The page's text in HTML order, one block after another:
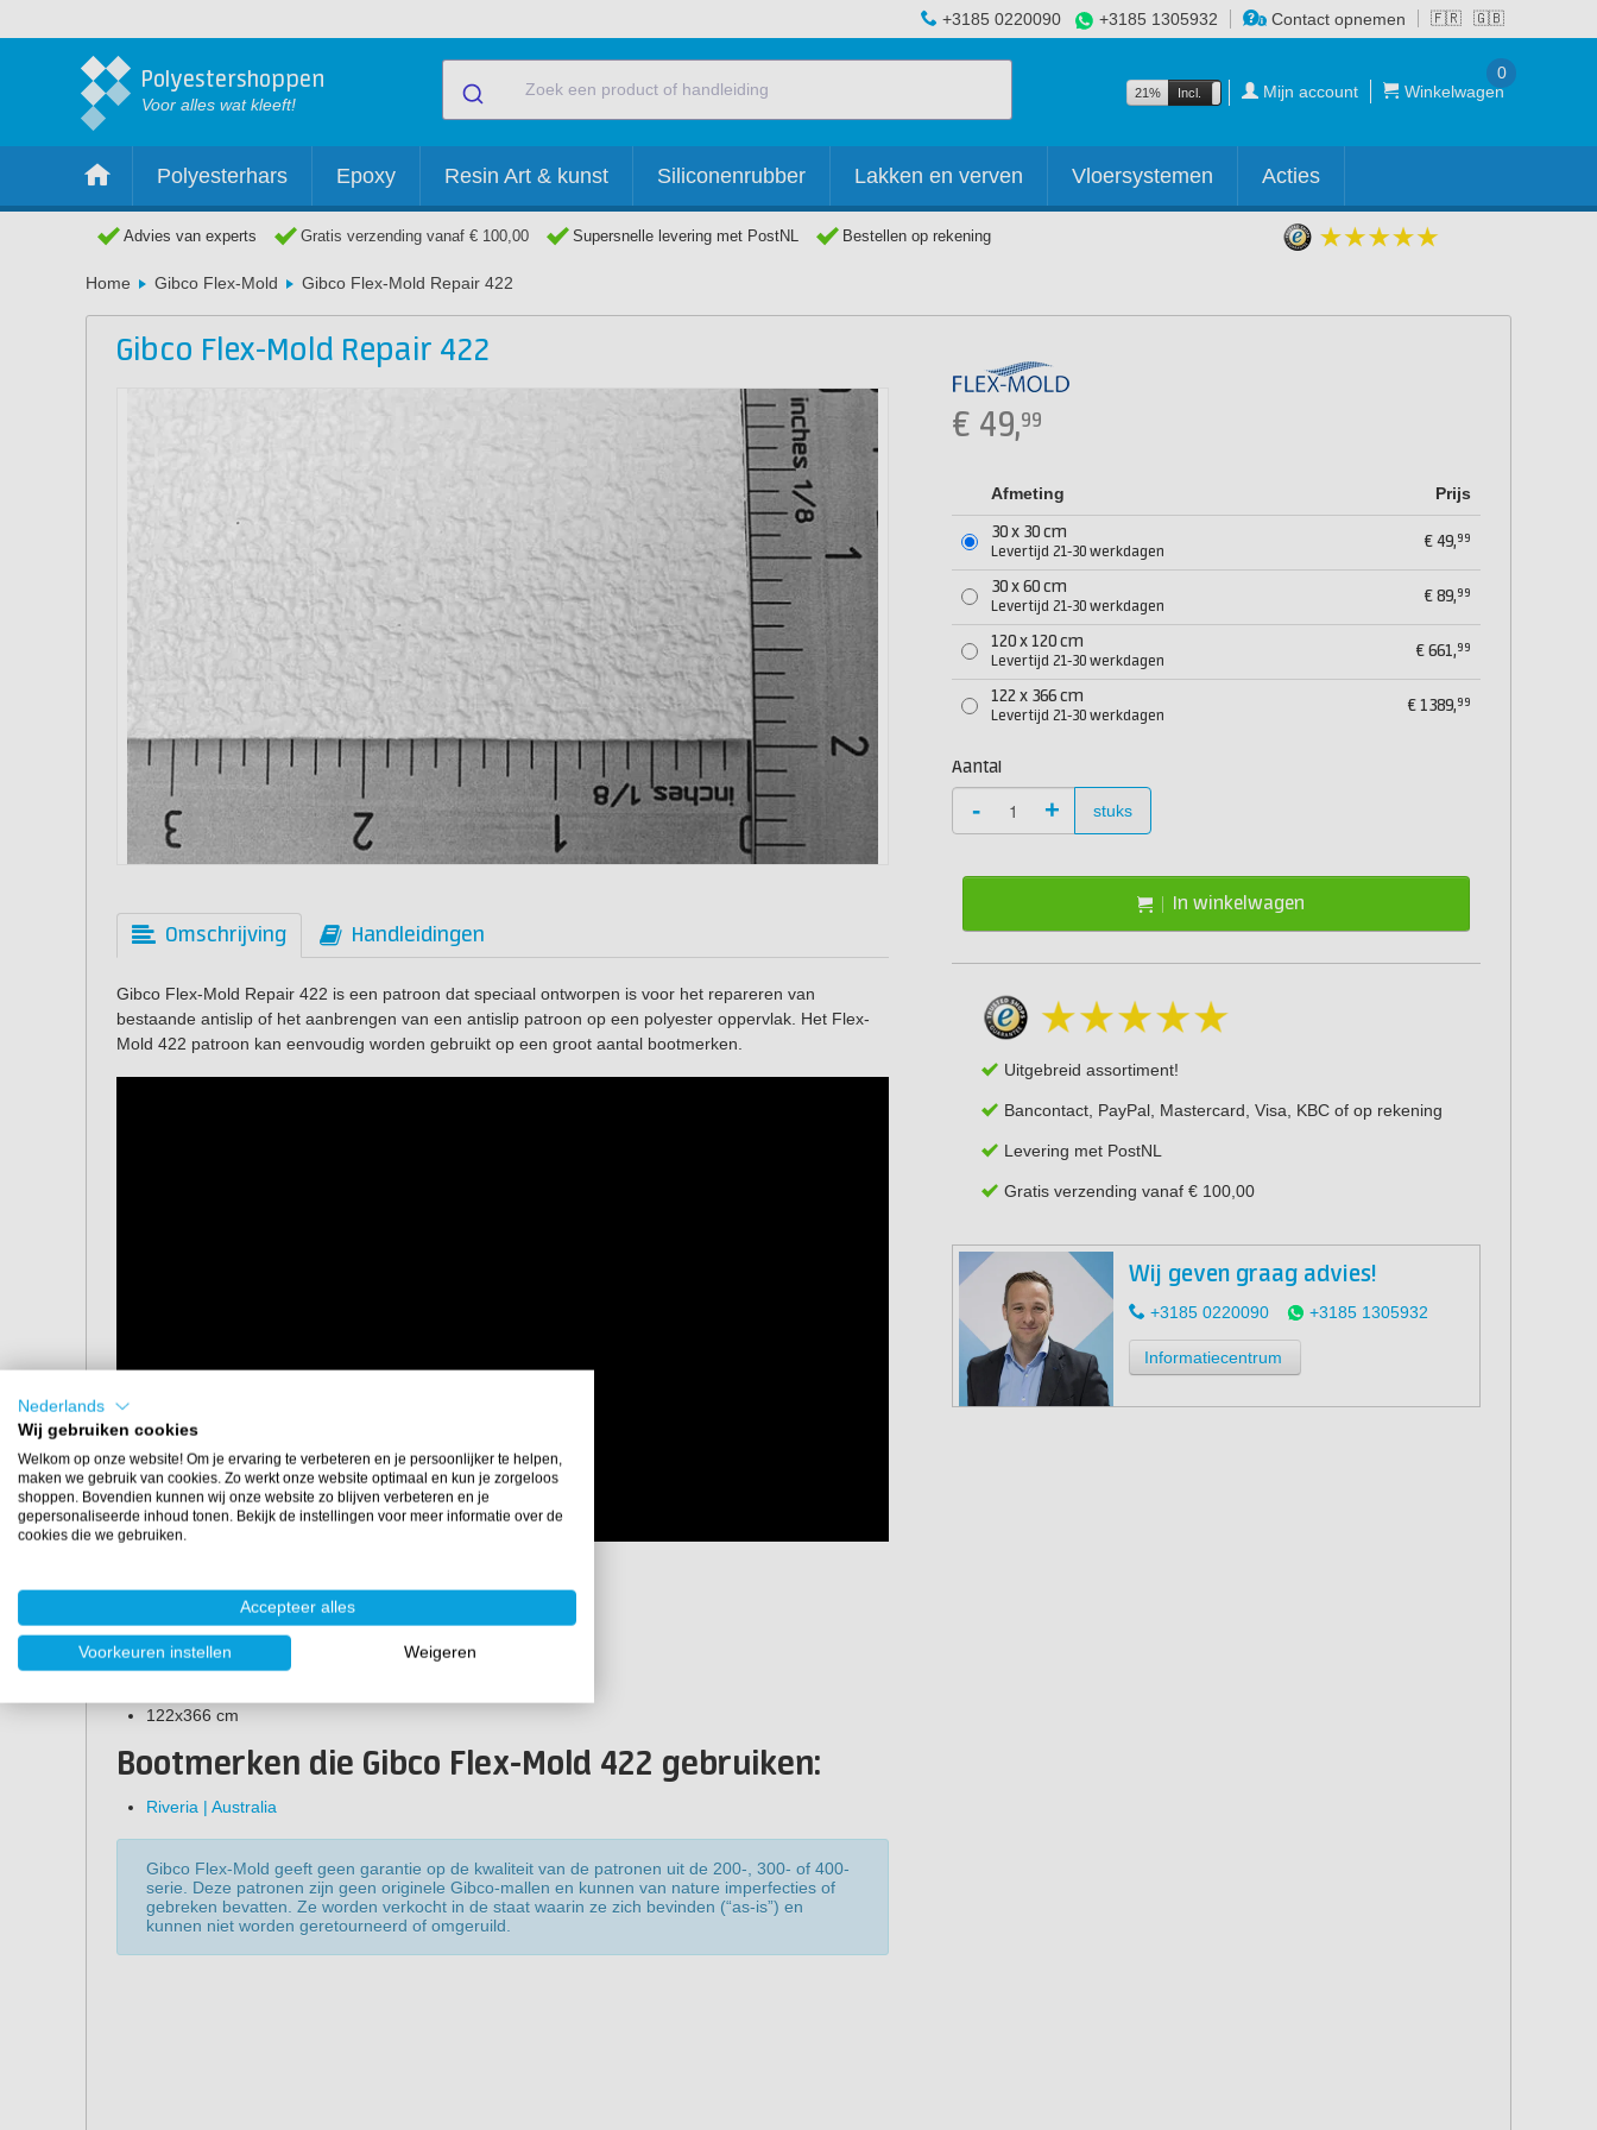
🇫🇷 🇬🇧
+3185 0220090 +3185 1305932 Contact opnemen
Polyestershoppen
Voor alles wat kleeft!
21% Incl. Excl. Mijn account Winkelwagen
0
Polyesterhars Epoxy Resin Art & kunst Siliconenrubber Lakken en verven Vloersystemen Acties
Advies van experts Gratis verzending vanaf € 100,00 Supersnelle levering met PostNL Bestellen op rekening
Home Gibco Flex-Mold Gibco Flex-Mold Repair 422
Gibco Flex-Mold Repair 422
Omschrijving Handleidingen
Gibco Flex-Mold Repair 422 is een patroon dat speciaal ontworpen is voor het repareren van
bestaande antislip of het aanbrengen van een antislip patroon op een polyester oppervlak. Het Flex-
Mold 422 patroon kan eenvoudig worden gebruikt op een groot aantal bootmerken.
Afmetingen
30x30 cm
30x60 cm
122x366 cm
Bootmerken die Gibco Flex-Mold 422 gebruiken:
Riveria | Australia
Gibco Flex-Mold geeft geen garantie op de kwaliteit van de patronen uit de 200-, 300- of 400-
serie. Deze patronen zijn geen originele Gibco-mallen en kunnen van nature imperfecties of
gebreken bevatten. Ze worden verkocht in de staat waarin ze zich bevinden (“as-is”) en
kunnen niet worden geretourneerd of omgeruild.
€ 49,99
Afmeting Prijs
30 x 30 cm
Levertijd 21-30 werkdagen
€49,99
30 x 60 cm
Levertijd 21-30 werkdagen
€89,99
120 x 120 cm
Levertijd 21-30 werkdagen
€661,99
122 x 366 cm
Levertijd 21-30 werkdagen
€1389,99
Aantal
- + stuks
In winkelwagen
Uitgebreid assortiment!
Bancontact, PayPal, Mastercard, Visa, KBC of op rekening
Levering met PostNL
Gratis verzending vanaf € 100,00
Wij geven graag advies!
+3185 0220090 +3185 1305932
Informatiecentrum
Nederlands
Wij gebruiken cookies
Welkom op onze website! Om je ervaring te verbeteren en je persoonlijker te helpen,
maken we gebruik van cookies. Zo werkt onze website optimaal en kun je zorgeloos
shoppen. Bovendien kunnen wij onze website zo blijven verbeteren en je
gepersonaliseerde inhoud tonen. Bekijk de instellingen voor meer informatie over de
cookies die we gebruiken.
Accepteer alles
Voorkeuren instellen Weigeren